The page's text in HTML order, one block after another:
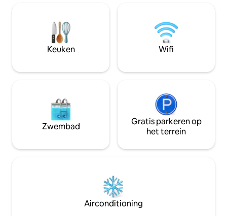
slaapkamers, 2,5 badkamer, goede
internetverbinding, eethoek, volledig
uitgeruste keuken, Op loopafstand zijn
winkels, cafes, restaurants, apotheken,
huishoudelijke en
gratis
douchegel.
Keuken Wifi
Zwembad
Gratis parkeren op
het terrein
Airconditioning